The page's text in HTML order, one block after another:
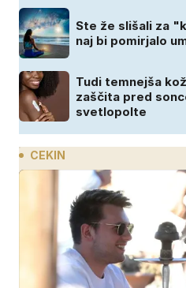
Ste že slišali za
naj bi pomirjalo
Tudi temnejša
zaščita pred
svetlopolte
CEKIN